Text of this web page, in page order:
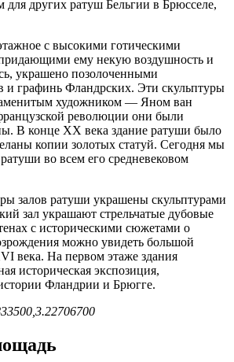
других ратуш Бельгии в Брюсселе,
с высокими готическими
ему некую воздушность и
украшено позолоченными
и графинь Фландрских. Эти скульптуры
художником — Яном ван
революции они были
В конце XX века здание ратуши было
копии золотых статуй. Сегодня мы
во всем его средневековом
залов ратуши украшены скульптурами
зал украшают стрельчатые дубовые
с историческими сюжетами о
можно увидеть большой
века. На первом этаже здания
историческая экспозиция,
Фландрии и Брюгге.